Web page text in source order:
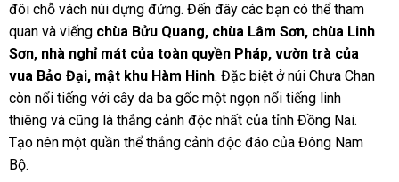
đôi chỗ vách núi dựng đứng. Đến đây các bạn có thể tham
quan và viếng chùa Bửu Quang, chùa Lâm Sơn, chùa Linh
Sơn, nhà nghỉ mát của toàn quyền Pháp, vườn trà của
vua Bảo Đại, mật khu Hàm Hinh. Đặc biệt ở núi Chưa Chan
còn nổi tiếng với cây da ba gốc một ngọn nổi tiếng linh
thiêng và cũng là thắng cảnh độc nhất của tỉnh Đồng Nai.
Tạo nên một quần thể thắng cảnh độc đáo của Đông Nam
Bộ.